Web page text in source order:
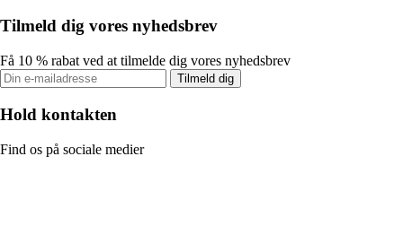
Tilmeld dig vores nyhedsbrev
Få 10 % rabat ved at tilmelde dig vores nyhedsbrev
Tilmeld dig
Hold kontakten
Find os på sociale medier